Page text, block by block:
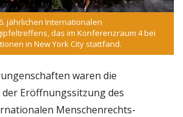
jährlichen Internationalen
das im Konferenzraum 4 bei
in New York City stattfand.
waren die
Eröffnungssitzung des
Menschenrechts­